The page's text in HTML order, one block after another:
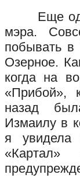
Еще
мэра.
побывать в
Озерное.
когда на
«Прибой»,
назад
Измаилу в
я увидела